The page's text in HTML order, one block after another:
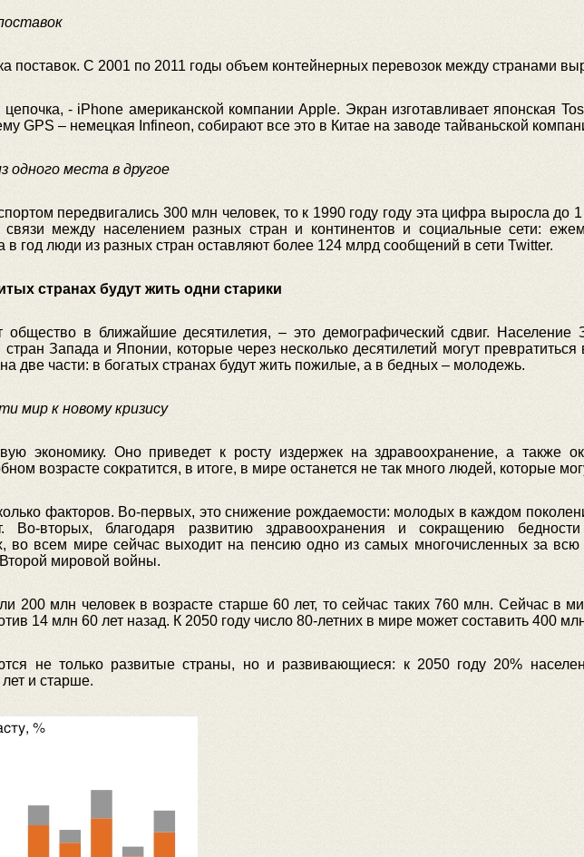
поставок. С 2001 по 2011 годы объем контейнерных перевозок между странами
цепочка, - iPhone американской компании Apple. Экран изготавливает японская
GPS – немецкая Infineon, собирают все это в Китае на заводе тайваньской
места в другое
передвигались 300 млн человек, то к 1990 году году эта цифра выросла до
между населением разных стран и континентов и социальные сети:
в год люди из разных стран оставляют более 124 млрд сообщений в сети Twitter.
странах будут жить одни старики
в ближайшие десятилетия, – это демографический сдвиг. Население
Запада и Японии, которые через несколько десятилетий могут превратиться
две части: в богатых странах будут жить пожилые, а в бедных – молодежь.
мир к новому кризису
экономику. Оно приведет к росту издержек на здравоохранение, а также
возрасте сократится, в итоге, в мире останется не так много людей, которые
факторов. Во-первых, это снижение рождаемости: молодых в каждом
вторых, благодаря развитию здравоохранения и сокращению
во всем мире сейчас выходит на пенсию одно из самых многочисленных за
мировой войны.
200 млн человек в возрасте старше 60 лет, то сейчас таких 760 млн. Сейчас в
14 млн 60 лет назад. К 2050 году число 80-летних в мире может составить 400
не только развитые страны, но и развивающиеся: к 2050 году 20%
и старше.